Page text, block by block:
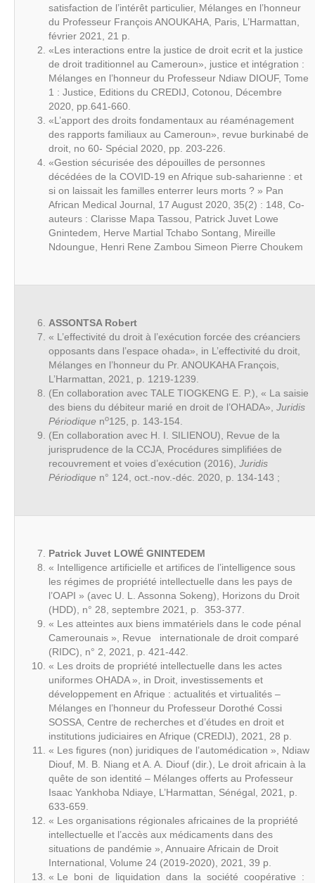
satisfaction de l’intérêt particulier, Mélanges en l’honneur
du Professeur François ANOUKAHA, Paris, L’Harmattan,
février 2021, 21 p.
«Les interactions entre la justice de droit ecrit et la justice
de droit traditionnel au Cameroun», justice et intégration :
Mélanges en l’honneur du Professeur Ndiaw DIOUF, Tome
1 : Justice, Editions du CREDIJ, Cotonou, Décembre
2020, pp.641-660.
«L’apport des droits fondamentaux au réaménagement
des rapports familiaux au Cameroun», revue burkinabé de
droit, no 60- Spécial 2020, pp. 203-226.
«Gestion sécurisée des dépouilles de personnes
décédées de la COVID-19 en Afrique sub-saharienne : et
si on laissait les familles enterrer leurs morts ? » Pan
African Medical Journal, 17 August 2020, 35(2) : 148, Co-
auteurs : Clarisse Mapa Tassou, Patrick Juvet Lowe
Gnintedem, Herve Martial Tchabo Sontang, Mireille
Ndoungue, Henri Rene Zambou Simeon Pierre Choukem
ASSONTSA Robert
« L’effectivité du droit à l’exécution forcée des créanciers
opposants dans l’espace ohada», in L’effectivité du droit,
Mélanges en l’honneur du Pr. ANOUKAHA François,
L’Harmattan, 2021, p. 1219-1239.
(En collaboration avec TALE TIOGKENG E. P.), « La saisie
des biens du débiteur marié en droit de l’OHADA», Juridis
Périodique no125, p. 143-154.
(En collaboration avec H. I. SILIENOU), Revue de la
jurisprudence de la CCJA, Procédures simplifiées de
recouvrement et voies d’exécution (2016), Juridis
Périodique n° 124, oct.-nov.-déc. 2020, p. 134-143 ;
Patrick Juvet LOWÉ GNINTEDEM
« Intelligence artificielle et artifices de l’intelligence sous
les régimes de propriété intellectuelle dans les pays de
l’OAPI » (avec U. L. Assonna Sokeng), Horizons du Droit
(HDD), n° 28, septembre 2021, p. 353-377.
« Les atteintes aux biens immatériels dans le code pénal
Camerounais », Revue internationale de droit comparé
(RIDC), n° 2, 2021, p. 421-442.
« Les droits de propriété intellectuelle dans les actes
uniformes OHADA », in Droit, investissements et
développement en Afrique : actualités et virtualités –
Mélanges en l’honneur du Professeur Dorothé Cossi
SOSSA, Centre de recherches et d’études en droit et
institutions judiciaires en Afrique (CREDIJ), 2021, 28 p.
« Les figures (non) juridiques de l’automédication », Ndiaw
Diouf, M. B. Niang et A. A. Diouf (dir.), Le droit africain à la
quête de son identité – Mélanges offerts au Professeur
Isaac Yankhoba Ndiaye, L’Harmattan, Sénégal, 2021, p.
633-659.
« Les organisations régionales africaines de la propriété
intellectuelle et l’accès aux médicaments dans des
situations de pandémie », Annuaire Africain de Droit
International, Volume 24 (2019-2020), 2021, 39 p.
« Le boni de liquidation dans la société coopérative :